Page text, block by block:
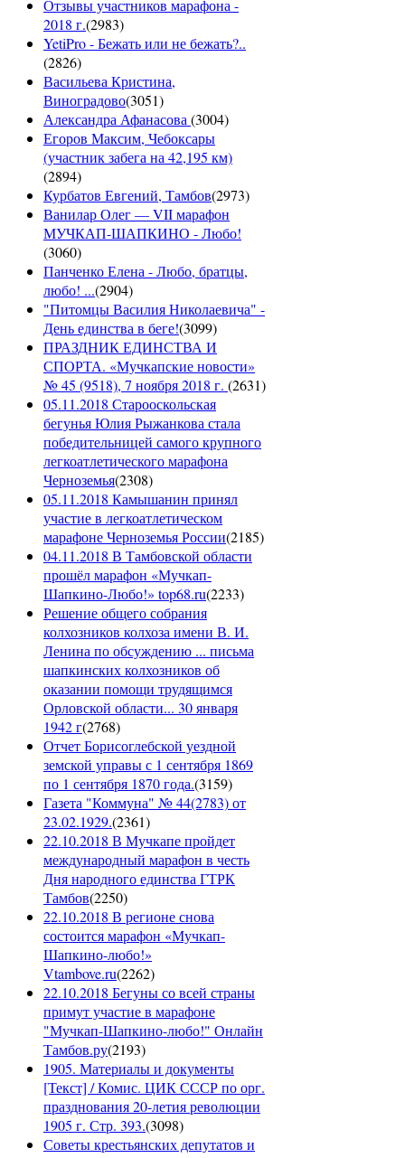
Отзывы участников марафона -
2018 г.(2983)
YetiPro - Бежать или не бежать?..
(2826)
Васильева Кристина,
Виноградово(3051)
Александра Афанасова(3004)
Егоров Максим, Чебоксары
(участник забега на 42,195 км)
(2894)
Курбатов Евгений, Тамбов(2973)
Ванилар Олег — VII марафон
МУЧКАП-ШАПКИНО - Любо!
(3060)
Панченко Елена - Любо, братцы,
любо! ...(2904)
"Питомцы Василия Николаевича" -
День единства в беге!(3099)
ПРАЗДНИК ЕДИНСТВА И
СПОРТА. «Мучкапские новости»
№ 45 (9518), 7 ноября 2018 г. (2631)
05.11.2018 Старооскольская
бегунья Юлия Рыжанкова стала
победительницей самого крупного
легкоатлетического марафона
Черноземья(2308)
05.11.2018 Камышанин принял
участие в легкоатлетическом
марафоне Черноземья России(2185)
04.11.2018 В Тамбовской области
прошёл марафон «Мучкап-
Шапкино-Любо!» top68.ru(2233)
Решение общего собрания
колхозников колхоза имени В. И.
Ленина по обсуждению ... письма
шапкинских колхозников об
оказании помощи трудящимся
Орловской области... 30 января
1942 г(2768)
Отчет Борисоглебской уездной
земской управы с 1 сентября 1869
по 1 сентября 1870 года.(3159)
Газета "Коммуна" № 44(2783) от
23.02.1929.(2361)
22.10.2018 В Мучкапе пройдет
международный марафон в честь
Дня народного единства ГТРК
Тамбов(2250)
22.10.2018 В регионе снова
состоится марафон «Мучкап-
Шапкино-любо!»
Vtambove.ru(2262)
22.10.2018 Бегуны со всей страны
примут участие в марафоне
"Мучкап-Шапкино-любо!" Онлайн
Тамбов.ру(2193)
1905. Материалы и документы
[Текст] / Комис. ЦИК СССР по орг.
празднования 20-летия революции
1905 г. Стр. 393.(3098)
Советы крестьянских депутатов и